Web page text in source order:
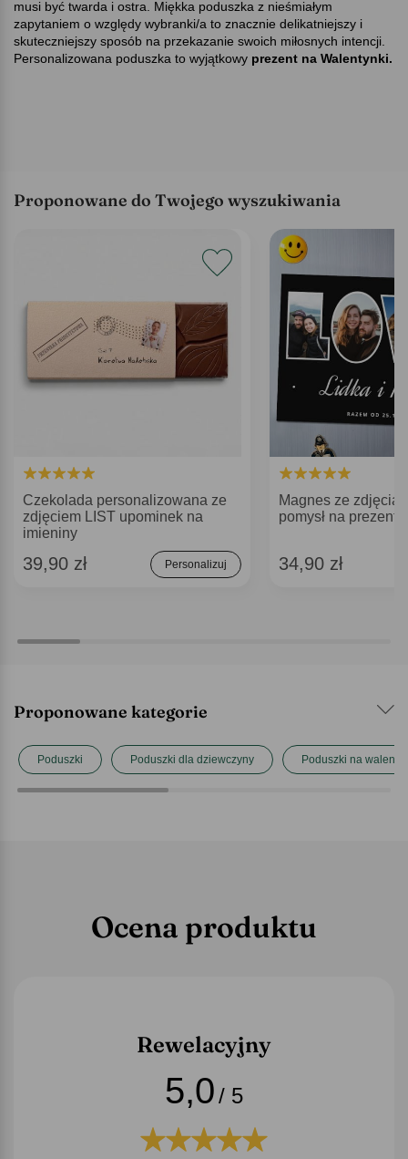
musi być twarda i ostra. Miękka poduszka z nieśmiałym
zapytaniem o względy wybranki/a to znacznie delikatniejszy i
skuteczniejszy sposób na przekazanie swoich miłosnych intencji.
Personalizowana poduszka to wyjątkowy prezent na Walentynki.
Proponowane do Twojego wyszukiwania
Czekolada personalizowana ze
zdjęciem LIST upominek na
imieniny
39,90 zł Personalizuj
Magnes ze
pomysł na prezent
34,90 zł
Proponowane kategorie
Poduszki Poduszki dla dziewczyny Poduszki na
Ocena produktu
Rewelacyjny
5,0/ 5